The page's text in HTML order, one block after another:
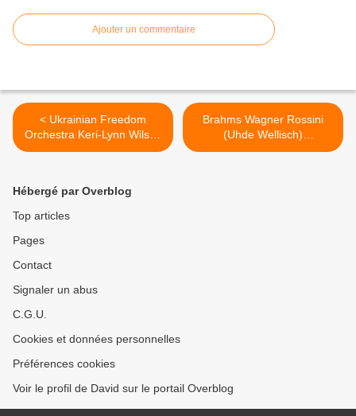
Ajouter un commentaire
< Ukrainian Freedom
Orchestra Keri-Lynn Wilson
9e Beethoven St Eustache
Brahms Wagner Rossini
(Uhde Wellisch)
Steingraeber Haus –
Hébergé par Overblog
Top articles
Pages
Contact
Signaler un abus
C.G.U.
Cookies et données personnelles
Préférences cookies
Voir le profil de David sur le portail Overblog